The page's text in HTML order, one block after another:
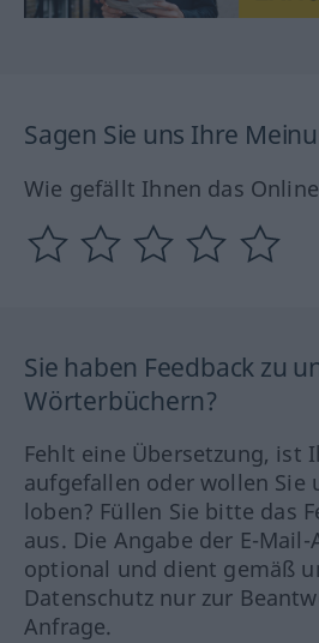
Sagen Sie uns Ihre
Wie gefällt Ihnen das
Sie haben Feedback zu
Wörterbüchern?
Fehlt eine Übersetzung, ist
aufgefallen oder wollen Sie
loben? Füllen Sie bitte das
aus. Die Angabe der E-
optional und dient gemäß
Datenschutz nur zur
Anfrage.